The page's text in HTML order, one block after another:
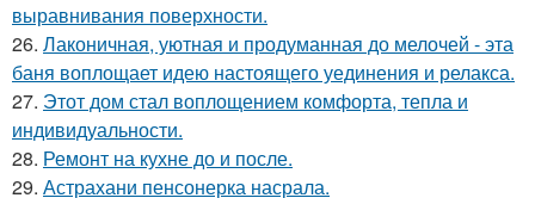
выравнивания поверхности.
26. Лаконичная, уютная и продуманная до мелочей - эта
баня воплощает идею настоящего уединения и релакса.
27. Этот дом стал воплощением комфорта, тепла и
индивидуальности.
28. Ремонт на кухне до и после.
29. Астрахани пенсонерка насрала.